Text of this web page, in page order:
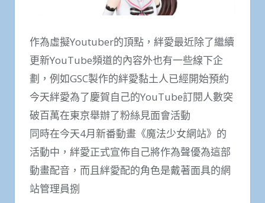
作為虛擬Youtuber的頂點，絆愛最近除了繼續
更新YouTube頻道的內容外也有一些線下企
劃，例如GSC製作的絆愛黏土人已經開始預約
今天絆愛為了慶賀自己的YouTube訂閱人數突
破百萬在東京舉辦了粉絲見面會活動
同時在今天4月新番動畫《魔法少女網站》的
活動中，絆愛正式宣佈自己將作為聲優為這部
動畫配音，而且絆愛配的角色是戴著面具的網
站管理員捌